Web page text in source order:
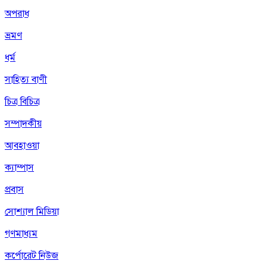
অপরাধ
ভ্রমণ
ধর্ম
সাহিত্য বাণী
চিত্র বিচিত্র
সম্পাদকীয়
আবহাওয়া
ক্যাম্পাস
প্রবাস
সোশ্যাল মিডিয়া
গণমাধ্যম
কর্পোরেট নিউজ